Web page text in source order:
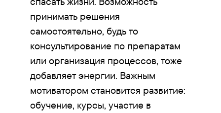
принимать решения
самостоятельно, будь то
консультирование по препаратам
или организация процессов, тоже
добавляет энергии. Важным
мотиватором становится развитие:
обучение, курсы, участие в